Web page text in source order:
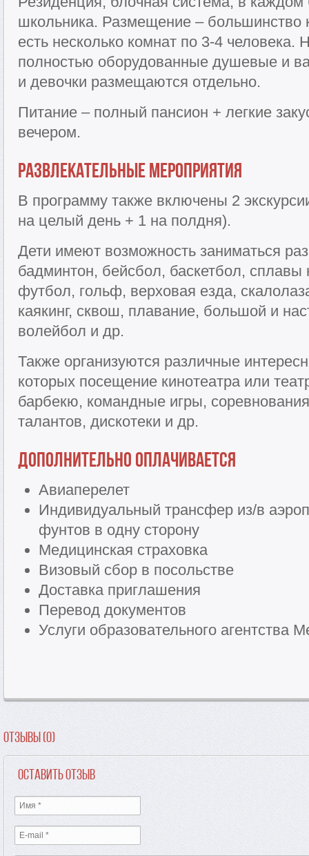
школьника. Размещение – большинство
есть несколько комнат по 3-4 человека.
полностью оборудованные душевые и
и девочки размещаются отдельно.
Питание – полный пансион + легкие
вечером.
Развлекательные мероприятия
В программу также включены 2
на целый день + 1 на полдня).
Дети имеют возможность заниматься
бадминтон, бейсбол, баскетбол, сплавы
футбол, гольф, верховая езда,
каякинг, сквош, плавание, большой и
волейбол и др.
Также организуются различные
которых посещение кинотеатра или
барбекю, командные игры,
талантов, дискотеки и др.
Дополнительно оплачивается
Авиаперелет
Индивидуальный трансфер из/в
фунтов в одну сторону
Медицинская страховка
Визовый сбор в посольстве
Доставка приглашения
Перевод документов
Услуги образовательного агентства
Отзывы (0)
Оставить отзыв